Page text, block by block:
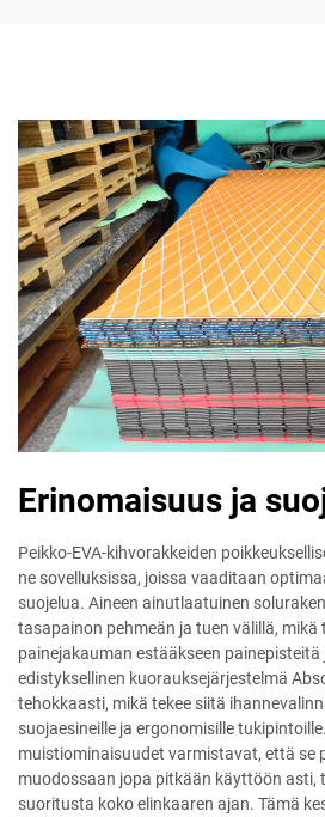
Erinomaisuus ja
Peikko-EVA-kihvorakkeiden
ne sovelluksissa, joissa vaaditaan
suojelua. Aineen ainutlaatuinen
tasapainon pehmeän ja tuen välillä, mikä
painejakauman estääkseen
edistyksellinen kuorauksejärjestelmä
tehokkaasti, mikä tekee siitä
suojaesineille ja ergonomisille
muistiominaisuudet varmistavat, että se
muodossaan jopa pitkään käyttöön asti,
suoritusta koko elinkaaren ajan. Tämä